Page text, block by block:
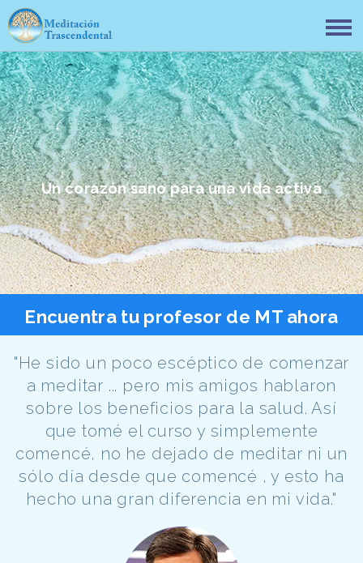
Un corazón sano para una vida activa
Encuentra tu profesor de MT ahora
"He sido un poco escéptico de comenzar
a meditar ... pero mis amigos hablaron
sobre los beneficios para la salud. Así
que tomé el curso y simplemente
comencé, no he dejado de meditar ni un
sólo día desde que comencé , y esto ha
hecho una gran diferencia en mi vida."